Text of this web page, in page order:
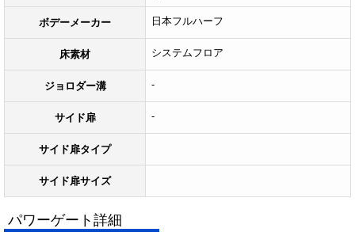
ボデーメーカー 日本フルハーフ
床素材 システムフロア
ジョロダー溝 -
サイド扉 -
サイド扉タイプ
サイド扉サイズ
パワーゲート詳細